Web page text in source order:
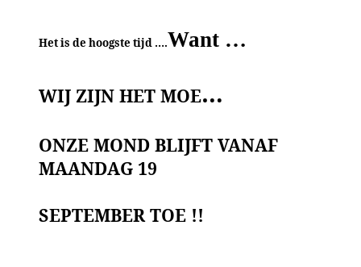
Het is de hoogste tijd ….Want …
WIJ ZIJN HET MOE…
ONZE MOND BLIJFT VANAF
MAANDAG 19
SEPTEMBER TOE !!